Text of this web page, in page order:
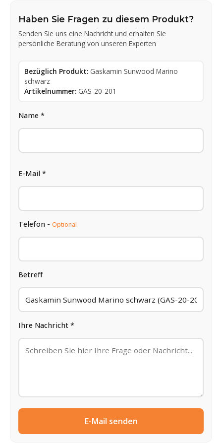
Haben Sie Fragen zu diesem Produkt?
Senden Sie uns eine Nachricht und erhalten Sie
persönliche Beratung von unseren Experten
Bezüglich Produkt: Gaskamin Sunwood Marino
schwarz
Artikelnummer: GAS-20-201
Name *
E-Mail *
Telefon - Optional
Betreff
Ihre Nachricht *
E-Mail senden